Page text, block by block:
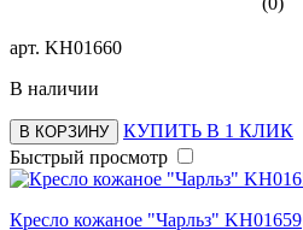
арт. KH01660
В наличии
В КОРЗИНУ
КУПИТЬ В 1 КЛИК
Быстрый просмотр
Кресло кожаное "Чарльз" KH01659